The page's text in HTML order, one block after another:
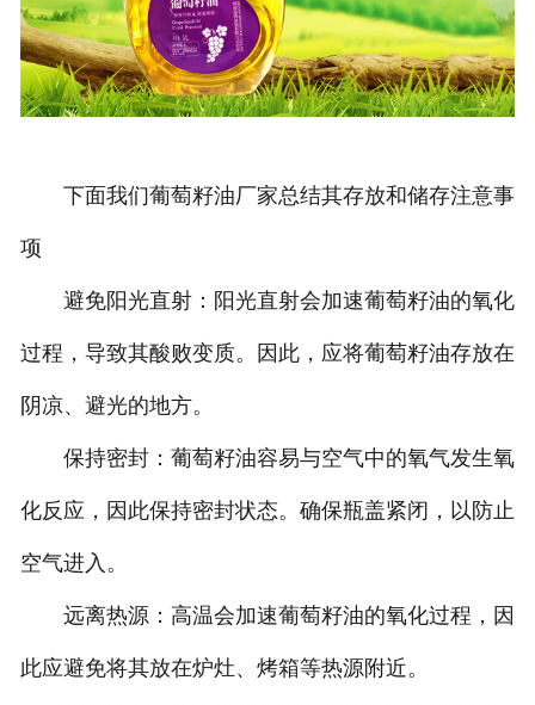
下面我们葡萄籽油厂家总结其存放和储存注意事
项
避免阳光直射：阳光直射会加速葡萄籽油的氧化
过程，导致其酸败变质。因此，应将葡萄籽油存放在
阴凉、避光的地方。
保持密封：葡萄籽油容易与空气中的氧气发生氧
化反应，因此保持密封状态。确保瓶盖紧闭，以防止
空气进入。
远离热源：高温会加速葡萄籽油的氧化过程，因
此应避免将其放在炉灶、烤箱等热源附近。